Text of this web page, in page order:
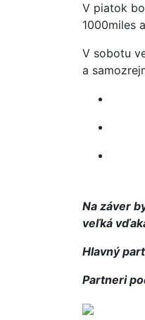
V piatok
1000miles
V sobotu
a
Na záver
veľká
Hlavný
Partneri